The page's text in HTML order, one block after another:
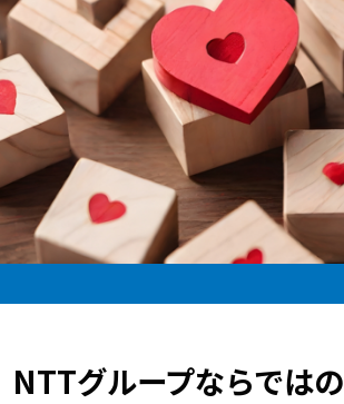
NTTグループならではの